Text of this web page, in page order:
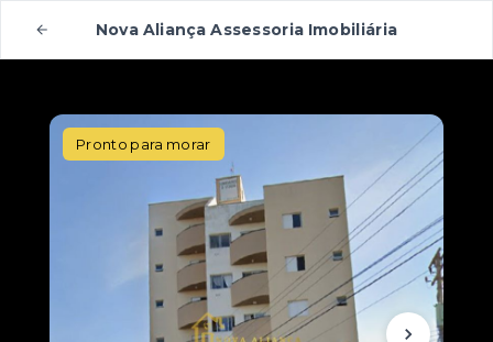
Nova Aliança Assessoria Imobiliária
Pronto para morar